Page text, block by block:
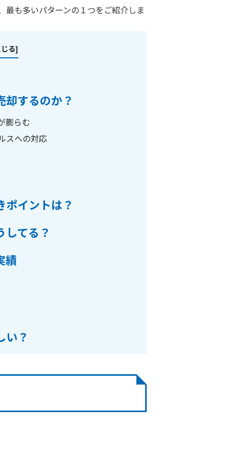
最も多いパターンの１つをご紹介しま
じる]
却するのか？
膨らむ
スへの対応
ポイントは？
してる？
績
い？